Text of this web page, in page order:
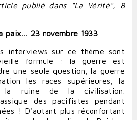
publié dans "La Vérité", 8
paix… 23 novembre 1933
interviews sur ce thème sont
formule : la guerre est
une seule question, la guerre
les races supérieures, la
la ruine de la civilisation.
des pacifistes pendant
! D'autant plus réconfortant